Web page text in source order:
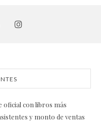
oficial con libros más
y monto de ventas